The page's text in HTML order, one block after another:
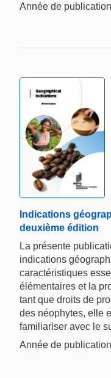
Année de
Indications
deuxième édition
La présente
indications
caractéristiques
élémentaires et la
tant que droits de
des néophytes, elle
familiariser avec le
Année de